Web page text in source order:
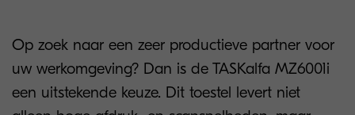
Op zoek naar een zeer productieve partner voor
uw werkomgeving? Dan is de TASKalfa MZ6001i
een uitstekende keuze. Dit toestel levert niet